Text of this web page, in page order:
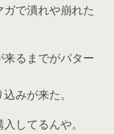
で潰れや崩れた
るまでがパター
みが来た。
してるんや。